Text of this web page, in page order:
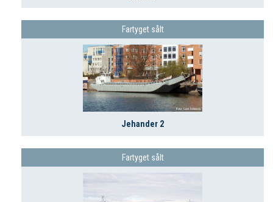
Fartyget sålt
Jehander 2
Fartyget sålt